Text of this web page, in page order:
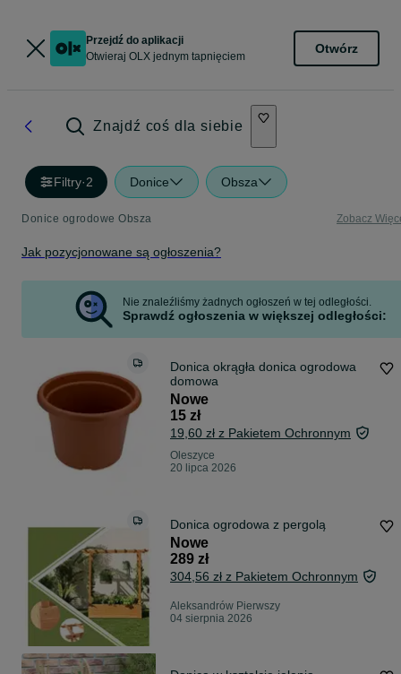
Przejdź do aplikacji
Otwieraj OLX jednym tapnięciem
Otwórz
Znajdź coś dla siebie
Filtry·2 Donice Obsza
Donice ogrodowe Obsza Zobacz
Jak pozycjonowane są ogłoszenia?
Nie znaleźliśmy żadnych ogłoszeń w tej odległości.
Sprawdź ogłoszenia w większej odległości:
Donica okrągła donica ogrodowa
domowa
Nowe
15 zł
19,60 zł z Pakietem Ochronnym
Oleszyce
20 lipca 2026
Donica ogrodowa z pergolą
Nowe
289 zł
304,56 zł z Pakietem Ochronnym
Aleksandrów Pierwszy
04 sierpnia 2026